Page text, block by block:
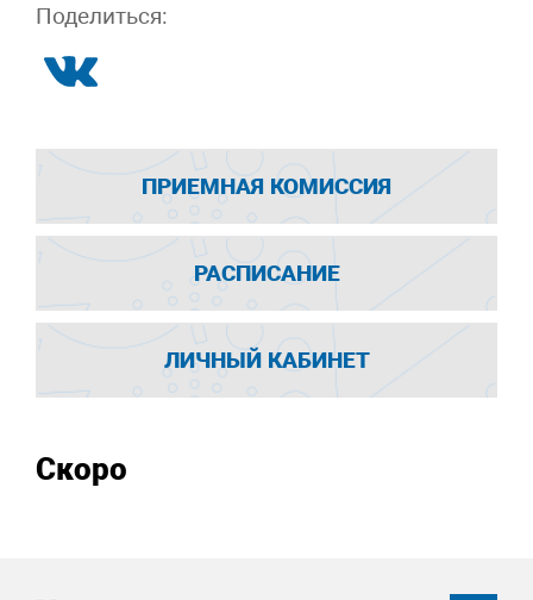
Поделиться:
ПРИЕМНАЯ КОМИССИЯ
РАСПИСАНИЕ
ЛИЧНЫЙ КАБИНЕТ
Скоро